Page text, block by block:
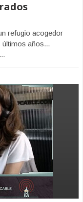
refugio acogedor
años...